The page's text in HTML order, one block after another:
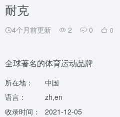
耐克
4个月前更新 2 0 0
全球著名的体育运动品牌
所在地：
中国
语言：
zh,en
收录时间：
2021-12-05